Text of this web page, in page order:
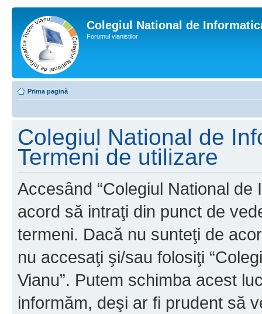
Colegiul National de
Forumul vianistilor
Prima pagină
Colegiul National de
Termeni de utilizare
Accesând “Colegiul National de
acord să intraţi din punct de
termeni. Dacă nu sunteţi de
nu accesaţi şi/sau folosiţi
Vianu”. Putem schimba acest
informăm, deşi ar fi prudent să